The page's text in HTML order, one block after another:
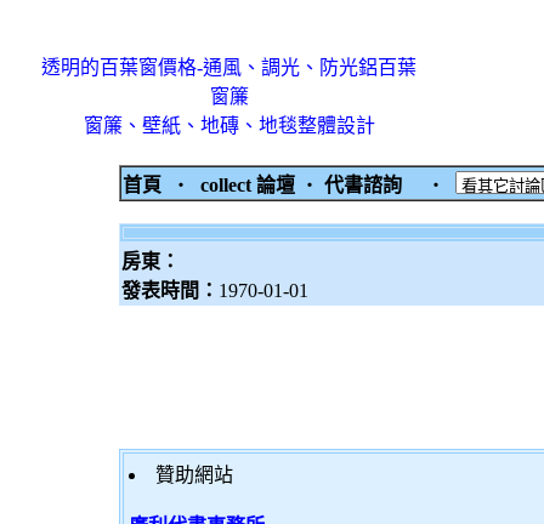
透明的百葉窗價格-通風、調光、防光鋁百葉
窗簾
窗簾、壁紙、地磚、地毯整體設計
首頁 ‧ collect 論壇 ‧ 代書諮詢 ‧
房東：
發表時間： 1970-01-01
贊助網站